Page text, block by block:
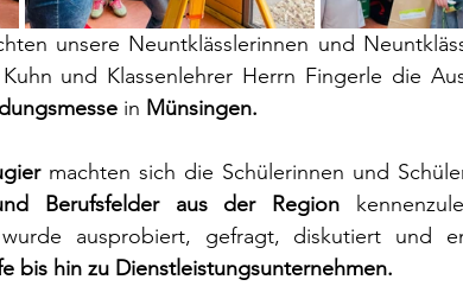
unsere Neuntklässlerinnen und
und Klassenlehrer Herrn Fingerle die
in Münsingen.
machten sich die Schülerinnen und
Berufsfelder aus der Region
bis hin zu Dienstleistungsunternehmen.